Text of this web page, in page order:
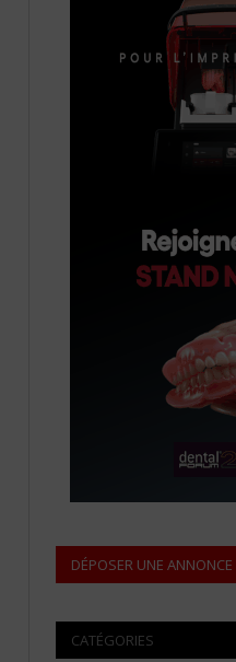
DÉPOSER UNE ANNONCE
CATÉGORIES